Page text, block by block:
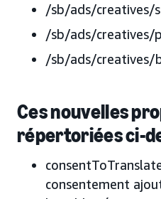
/sb/ads/creatives/
/sb/ads/creatives/
/sb/ads/creatives/
Ces nouvelles
répertoriées ci-
consentement